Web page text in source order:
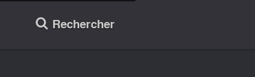
🔎 Rechercher